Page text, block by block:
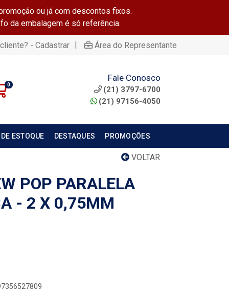
ou já com descontos fixos.
da embalagem é só referência.
- Cadastrar | Área do Representante
0
Fale Conosco
(21) 3797-6700
(21) 97156-4050
ESTOQUE DESTAQUES PROMOÇÕES
VOLTAR
POP PARALELA
- 2 X 0,75MM